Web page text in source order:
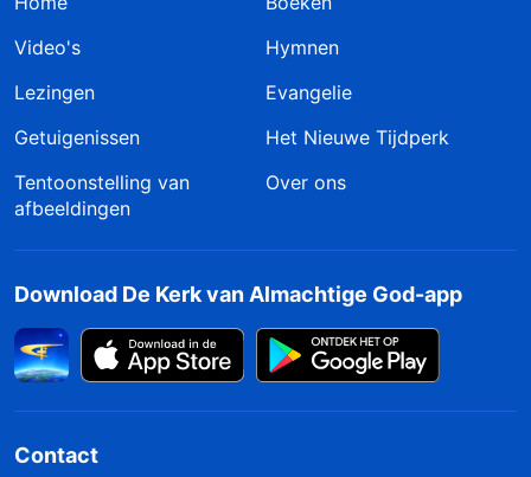
Video's
Hymnen
Lezingen
Evangelie
Getuigenissen
Het Nieuwe Tijdperk
Tentoonstelling van
afbeeldingen
Over ons
Download De Kerk van Almachtige God-app
Contact